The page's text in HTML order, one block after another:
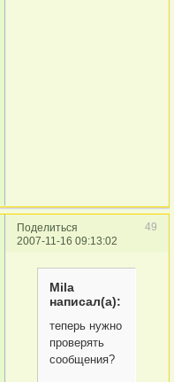
Поделиться
49
2007-11-16 09:13:02
Mila
написал(а):
теперь нужно
проверять
сообщения?